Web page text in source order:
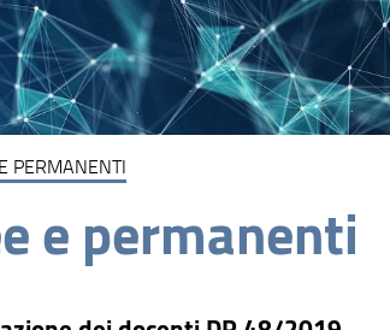
PERMANENTI
e permanenti